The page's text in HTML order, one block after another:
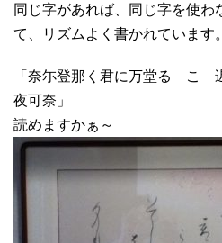
同じ字があれば、同じ字を使わ
て、リズムよく書かれています。
「奈尓登那く君に万堂るゝこ
夜可奈」
読めますかぁ～